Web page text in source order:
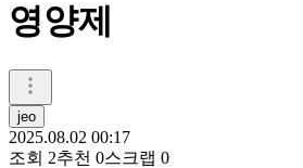
영양제
jeo
2025.08.02 00:17
조회 2추천 0스크랩 0